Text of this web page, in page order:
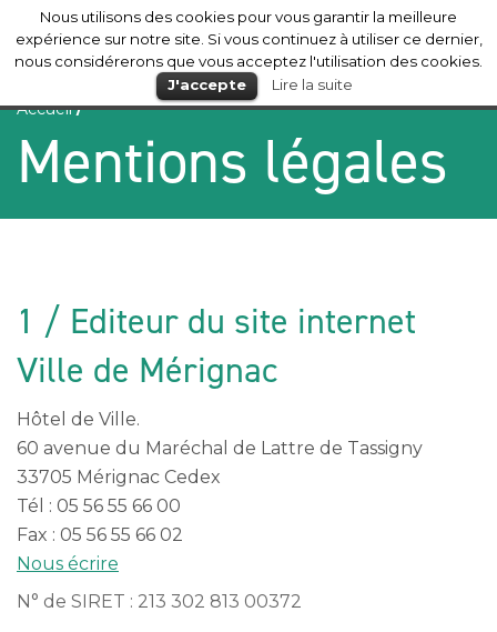
Mérignac
Accueil/
Mentions légales
1 / Editeur du site internet
Ville de Mérignac
Hôtel de Ville.
60 avenue du Maréchal de Lattre de Tassigny
33705 Mérignac Cedex
Tél : 05 56 55 66 00
Fax : 05 56 55 66 02
Nous écrire
N° de SIRET : 213 302 813 00372
Nous utilisons des cookies pour vous garantir la meilleure
expérience sur notre site. Si vous continuez à utiliser ce dernier,
nous considérerons que vous acceptez l'utilisation des cookies.
J'accepte
Lire la suite